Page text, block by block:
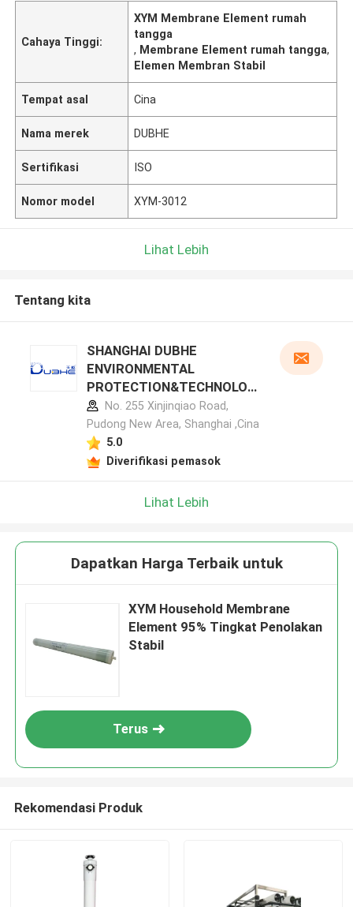
Cahaya Tinggi:
XYM Membrane Element rumah
tangga
, Membrane Element rumah tangga,
Elemen Membran Stabil
Tempat asal Cina
Nama merek DUBHE
Sertifikasi ISO
Nomor model XYM-3012
Lihat Lebih
Tentang kita
SHANGHAI DUBHE
ENVIRONMENTAL
PROTECTION&TECHNOLOG
Y CO.,LTD profil pabrikan
No. 255 Xinjinqiao Road,
Pudong New Area, Shanghai ,Cina
5.0
Diverifikasi pemasok
Lihat Lebih
Dapatkan Harga Terbaik untuk
XYM Household Membrane
Element 95% Tingkat Penolakan
Stabil
Terus
Rekomendasi Produk